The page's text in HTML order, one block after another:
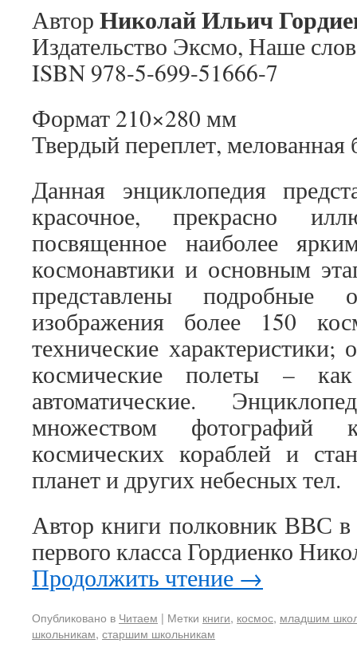
Автор Николай Ильич
Издательство Эксмо, Наше
ISBN 978-5-699-51666-7
Формат 210×280 мм
Твердый переплет, мелованная
Данная энциклопедия
красочное, прекрасно
посвященное наиболее
космонавтики и основным
представлены подробные
изображения более 150
технические
космические полеты –
автоматические.
множеством фотографий
космических кораблей и
планет и других небесных тел.
Автор книги полковник ВВС в
первого класса Гордиенко
Продолжить чтение →
Опубликовано в Читаем | Метки книги, космос, младшим
школьникам, старшим школьникам